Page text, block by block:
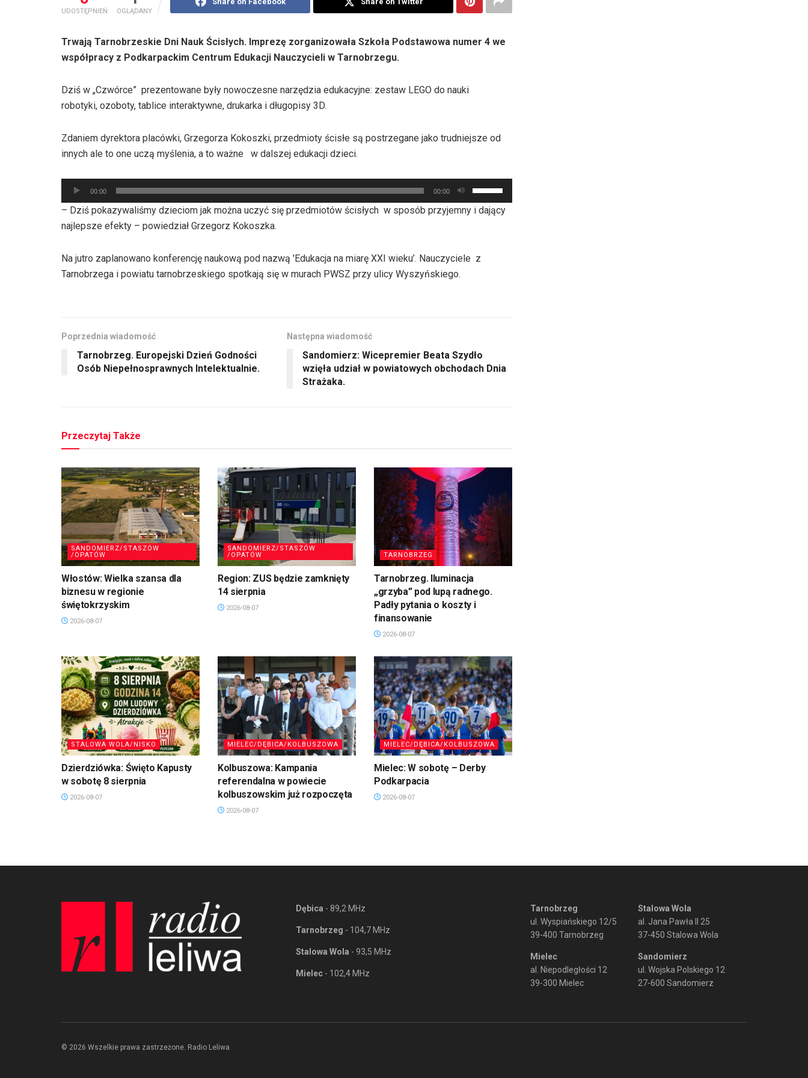
UDOSTĘPNIEŃ OGLĄDANY
Trwają Tarnobrzeskie Dni Nauk Ścisłych. Imprezę zorganizowała Szkoła Podstawowa numer 4 we
współpracy z Podkarpackim Centrum Edukacji Nauczycieli w Tarnobrzegu.
Dziś w „Czwórce” prezentowane były nowoczesne narzędzia edukacyjne: zestaw LEGO do nauki
robotyki, ozoboty, tablice interaktywne, drukarka i długopisy 3D.
Zdaniem dyrektora placówki, Grzegorza Kokoszki, przedmioty ścisłe są postrzegane jako trudniejsze od
innych ale to one uczą myślenia, a to ważne w dalszej edukacji dzieci.
Odtwarzacz
plików
dźwiękowych
00:00 00:00
strzałek
do
do
głośność.
– Dziś pokazywaliśmy dzieciom jak można uczyć się przedmiotów ścisłych w sposób przyjemny i dający
najlepsze efekty – powiedział Grzegorz Kokoszka.
Na jutro zaplanowano konferencję naukową pod nazwą 'Edukacja na miarę XXI wieku’. Nauczyciele z
Tarnobrzega i powiatu tarnobrzeskiego spotkają się w murach PWSZ przy ulicy Wyszyńskiego.
Poprzednia wiadomość
Tarnobrzeg. Europejski Dzień Godności
Osób Niepełnosprawnych Intelektualnie.
Następna wiadomość
Sandomierz: Wicepremier Beata Szydło
wzięła udział w powiatowych obchodach Dnia
Strażaka.
Przeczytaj Także
SANDOMIERZ/STASZÓW
/OPATÓW
Włostów: Wielka szansa dla
biznesu w regionie
świętokrzyskim
2026-08-07
SANDOMIERZ/STASZÓW
/OPATÓW
Region: ZUS będzie zamknięty
14 sierpnia
2026-08-07
TARNOBRZEG
Tarnobrzeg. Iluminacja
„grzyba” pod lupą radnego.
Padły pytania o koszty i
finansowanie
2026-08-07
STALOWA WOLA/NISKO
Dzierdziówka: Święto Kapusty
w sobotę 8 sierpnia
2026-08-07
MIELEC/DĘBICA/KOLBUSZOWA
Kolbuszowa: Kampania
referendalna w powiecie
kolbuszowskim już rozpoczęta
2026-08-07
MIELEC/DĘBICA/KOLBUSZOWA
Mielec: W sobotę – Derby
Podkarpacia
2026-08-07
Dębica - 89,2 MHz
Tarnobrzeg - 104,7 MHz
Stalowa Wola - 93,5 MHz
Mielec - 102,4 MHz
Tarnobrzeg
ul. Wyspiańskiego 12/5
39-400 Tarnobrzeg
Mielec
al. Niepodległości 12
39-300 Mielec
Stalowa Wola
al. Jana Pawła II 25
37-450 Stalowa Wola
Sandomierz
ul. Wojska Polskiego 12
27-600 Sandomierz
© 2026 Wszelkie prawa zastrzeżone. Radio Leliwa